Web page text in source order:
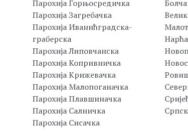
Парохија Горњосредичка
Парохија Загребачка
Парохија Иванићградска-
граберска
Парохија Липовчанска
Парохија Копривничка
Парохија Крижевачка
Парохија Малопоганачка
Парохија Плавшиначка
Парохија Салничка
Парохија Сисачка